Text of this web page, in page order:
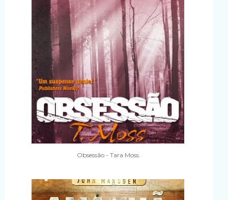
Obsessão - Tara Moss